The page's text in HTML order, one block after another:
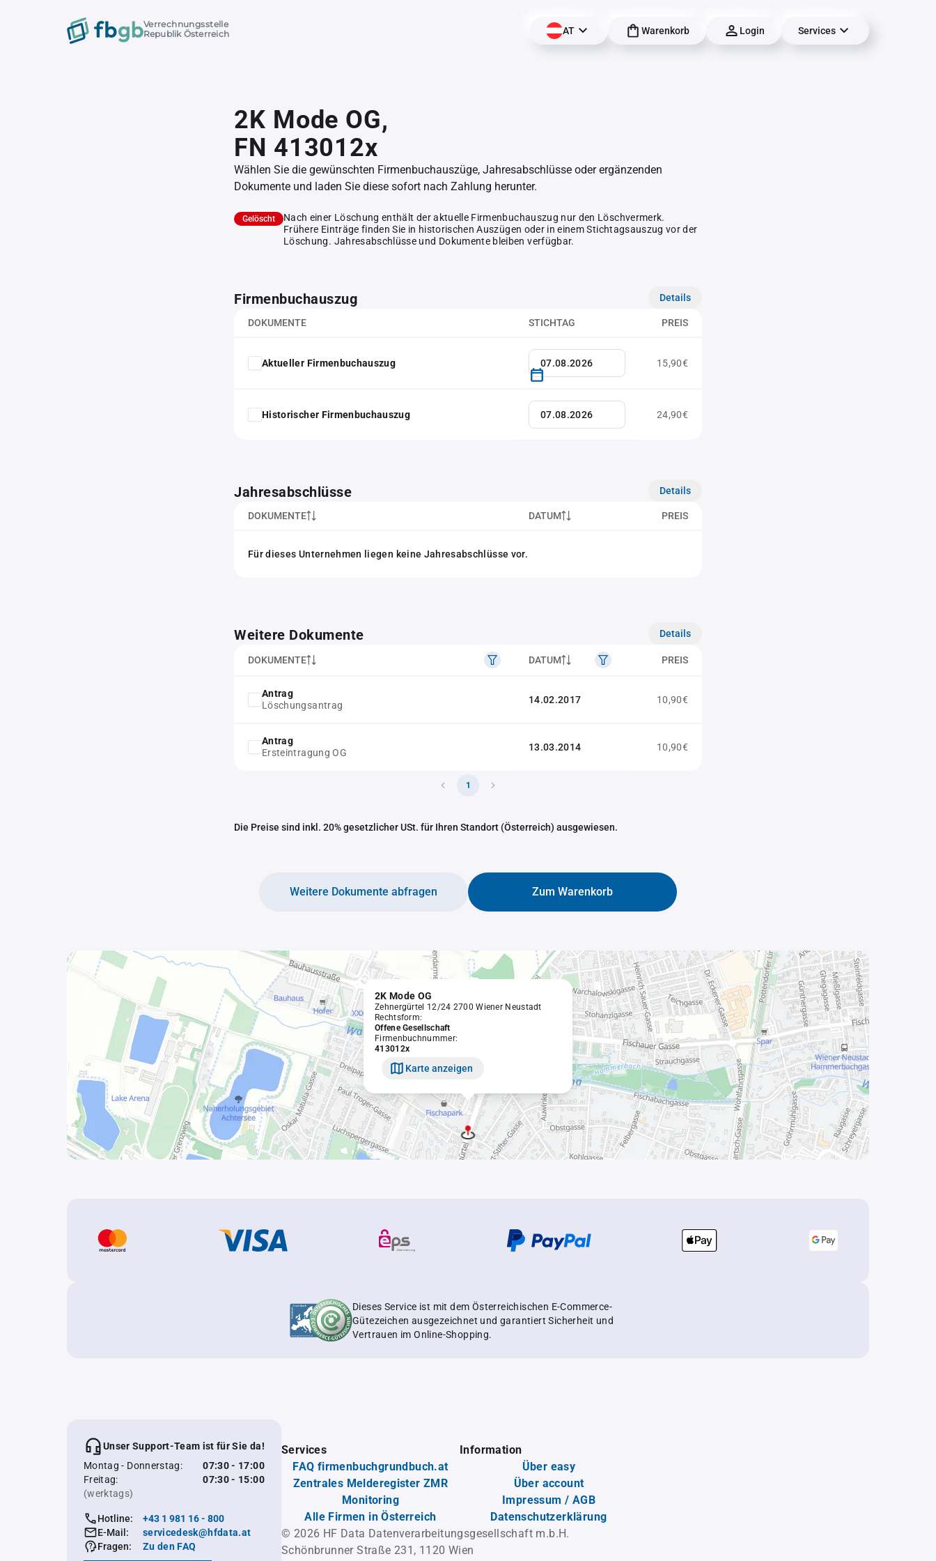
Verrechnungsstelle
Republik Österreich
AT Warenkorb Login Services
2K Mode OG,
FN 413012x
Wählen Sie die gewünschten Firmenbuchauszüge, Jahresabschlüsse oder ergänzenden
Dokumente und laden Sie diese sofort nach Zahlung herunter.
Gelöscht
Nach einer Löschung enthält der aktuelle Firmenbuchauszug nur den Löschvermerk.
Frühere Einträge finden Sie in historischen Auszügen oder in einem Stichtagsauszug vor der
Löschung. Jahresabschlüsse und Dokumente bleiben verfügbar.
Firmenbuchauszug Details
DOKUMENTE STICHTAG PREIS
Aktueller Firmenbuchauszug 15,90€
Historischer Firmenbuchauszug 24,90€
Jahresabschlüsse Details
DOKUMENTE DATUM PREIS
Für dieses Unternehmen liegen keine Jahresabschlüsse vor.
Weitere Dokumente Details
DOKUMENTE DATUM PREIS
Antrag
Löschungsantrag
14.02.2017 10,90€
Antrag
Ersteintragung OG
13.03.2014 10,90€
1
Die Preise sind inkl. 20% gesetzlicher USt. für Ihren Standort (Österreich) ausgewiesen.
Zum Warenkorb
Weitere Dokumente abfragen
2K Mode OG
Zehnergürtel 12/24 2700 Wiener Neustadt
Rechtsform:
Offene Gesellschaft
Firmenbuchnummer:
413012x
Karte anzeigen
Dieses Service ist mit dem Österreichischen E-Commerce-
Gütezeichen ausgezeichnet und garantiert Sicherheit und
Vertrauen im Online-Shopping.
Unser Support-Team ist für Sie da!
Montag - Donnerstag:
07:30 - 17:00
Freitag:
07:30 - 15:00
(werktags)
Hotline:
+43 1 981 16 - 800
E-Mail:
servicedesk@hfdata.at
Fragen:
Zu den FAQ
Services
FAQ firmenbuchgrundbuch.at
Zentrales Melderegister ZMR
Monitoring
Alle Firmen in Österreich
Information
Über easy
Über account
Impressum / AGB
Datenschutzerklärung
© 2026 HF Data Datenverarbeitungsgesellschaft m.b.H.
Schönbrunner Straße 231, 1120 Wien